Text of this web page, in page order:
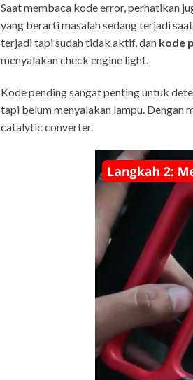
Saat membaca kode error, perhatikan
yang berarti masalah sedang terjadi
terjadi tapi sudah tidak aktif, dan kode
menyalakan check engine light.
Kode pending sangat penting untuk
tapi belum menyalakan lampu. Dengan
catalytic converter.